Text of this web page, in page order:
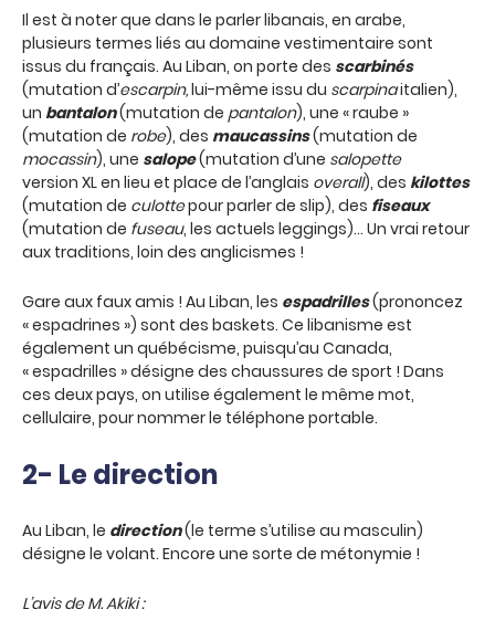
Il est à noter que dans le parler libanais, en arabe,
plusieurs termes liés au domaine vestimentaire sont
issus du français. Au Liban, on porte des scarbinés
(mutation d’escarpin,lui-même issu du scarpinaitalien),
un bantalon(mutation de pantalon), une « raube »
(mutation de robe), des maucassins(mutation de
mocassin), une salope(mutation d’une salopette
version XL en lieu et place de l’anglais overall), des kilottes
(mutation de culottepour parler de slip), des fiseaux
(mutation de fuseau, les actuels leggings)… Un vrai retour
aux traditions, loin des anglicismes !
Gare aux faux amis ! Au Liban, les espadrilles(prononcez
« espadrines ») sont des baskets. Ce libanisme est
également un québécisme, puisqu’au Canada,
« espadrilles » désigne des chaussures de sport ! Dans
ces deux pays, on utilise également le même mot,
cellulaire, pour nommer le téléphone portable.
2- Le direction
Au Liban, le direction(le terme s’utilise au masculin)
désigne le volant. Encore une sorte de métonymie !
L’avis de M. Akiki :